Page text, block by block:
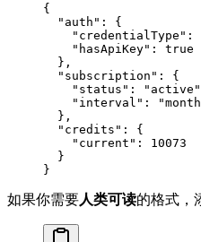
{
  "auth"
: {
    "credentialType"
:
    "hasApiKey"
: true
  },
  "subscription"
: {
    "status"
: "active"
    "interval"
:
  },
  "credits"
: {
    "current"
: 10073
  }
}
如果你需要人类可读的格式，